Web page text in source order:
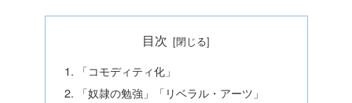
目次
「コモディティ化」
「奴隷の勉強」「リベラル・アーツ」